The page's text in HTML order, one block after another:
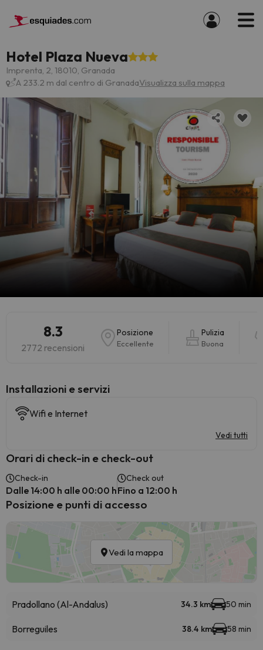
Hotel Plaza Nueva
Imprenta, 2, 18010, Granada
A 233.2 m dal centro di GranadaVisualizza sulla mappa
8.3
2772 recensioni
Posizione
Eccellente
Pulizia
Buona
Installazioni e servizi
Wifi e Internet
Vedi tutti
Orari di check-in e check-out
Check-in
Dalle 14:00 h alle 00:00 h
Check out
Fino a 12:00 h
Posizione e punti di accesso
Vedi la mappa
Pradollano (Al-Andalus) 34.3 km 50 min
Borreguiles 38.4 km 58 min